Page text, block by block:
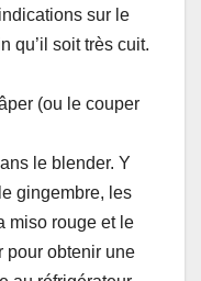
sur le
qu’il soit très cuit.
(ou le couper
le blender. Y
gingembre, les
miso rouge et le
pour obtenir une